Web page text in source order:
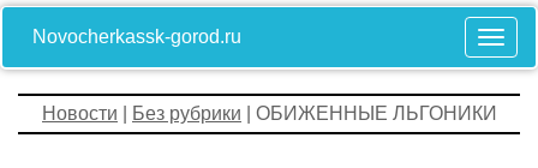
Novocherkassk-gorod.ru
Новости Без рубрики | ОБИЖЕННЫЕ ЛЬГОНИКИ